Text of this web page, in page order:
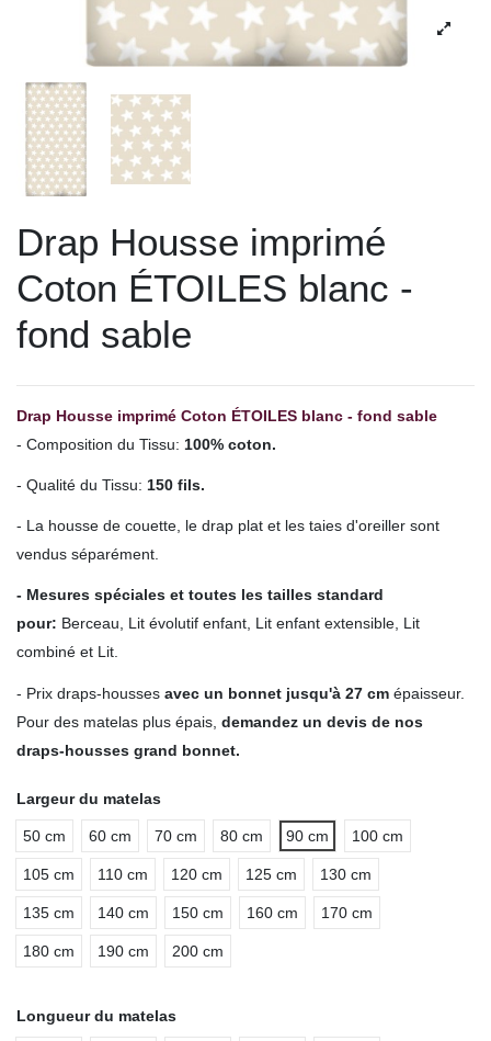
Drap Housse imprimé
Coton ÉTOILES blanc -
fond sable
Drap Housse imprimé Coton ÉTOILES blanc - fond sable
- Composition du Tissu: 100% coton.
- Qualité du Tissu: 150 fils.
- La housse de couette, le drap plat et les taies d'oreiller sont
vendus séparément.
- Mesures spéciales et toutes les tailles standard
pour: Berceau, Lit évolutif enfant, Lit enfant extensible, Lit
combiné et Lit.
- Prix draps-housses avec un bonnet jusqu'à 27 cm épaisseur.
Pour des matelas plus épais, demandez un devis de nos
draps-housses grand bonnet.
Largeur du matelas
50 cm 60 cm 70 cm 80 cm 90 cm 100 cm
105 cm 110 cm 120 cm 125 cm 130 cm
135 cm 140 cm 150 cm 160 cm 170 cm
180 cm 190 cm 200 cm
Longueur du matelas